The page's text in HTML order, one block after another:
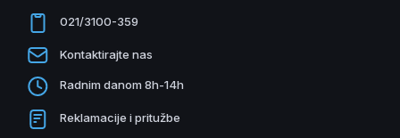
021/3100-359
Kontaktirajte nas
Radnim danom 8h-14h
Reklamacije i pritužbe